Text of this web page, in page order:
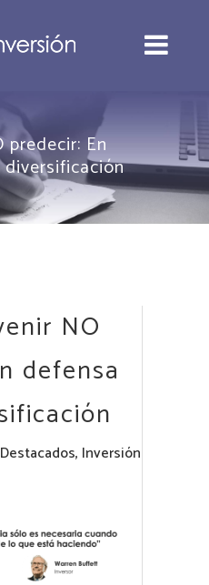
predecir: En
NO
defensa
Destacados, Inversión